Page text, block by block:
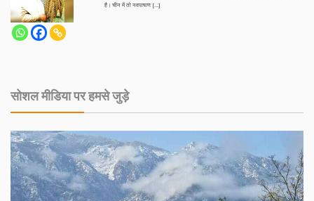
है। चीन में तो नवपाषाण […]
सोशल मीडिया पर हमसे जुड़े